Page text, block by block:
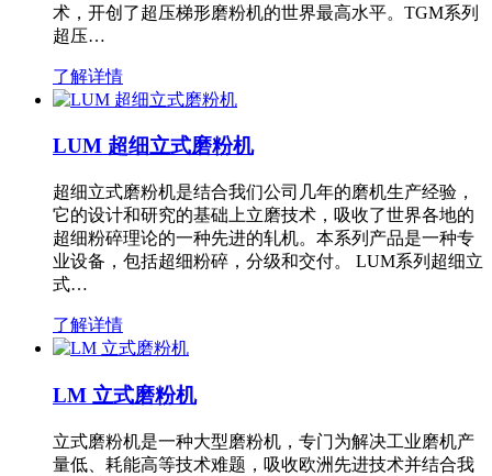
术，开创了超压梯形磨粉机的世界最高水平。TGM系列
超压…
了解详情
LUM 超细立式磨粉机
超细立式磨粉机是结合我们公司几年的磨机生产经验，
它的设计和研究的基础上立磨技术，吸收了世界各地的
超细粉碎理论的一种先进的轧机。本系列产品是一种专
业设备，包括超细粉碎，分级和交付。 LUM系列超细立
式…
了解详情
LM 立式磨粉机
立式磨粉机是一种大型磨粉机，专门为解决工业磨机产
量低、耗能高等技术难题，吸收欧洲先进技术并结合我